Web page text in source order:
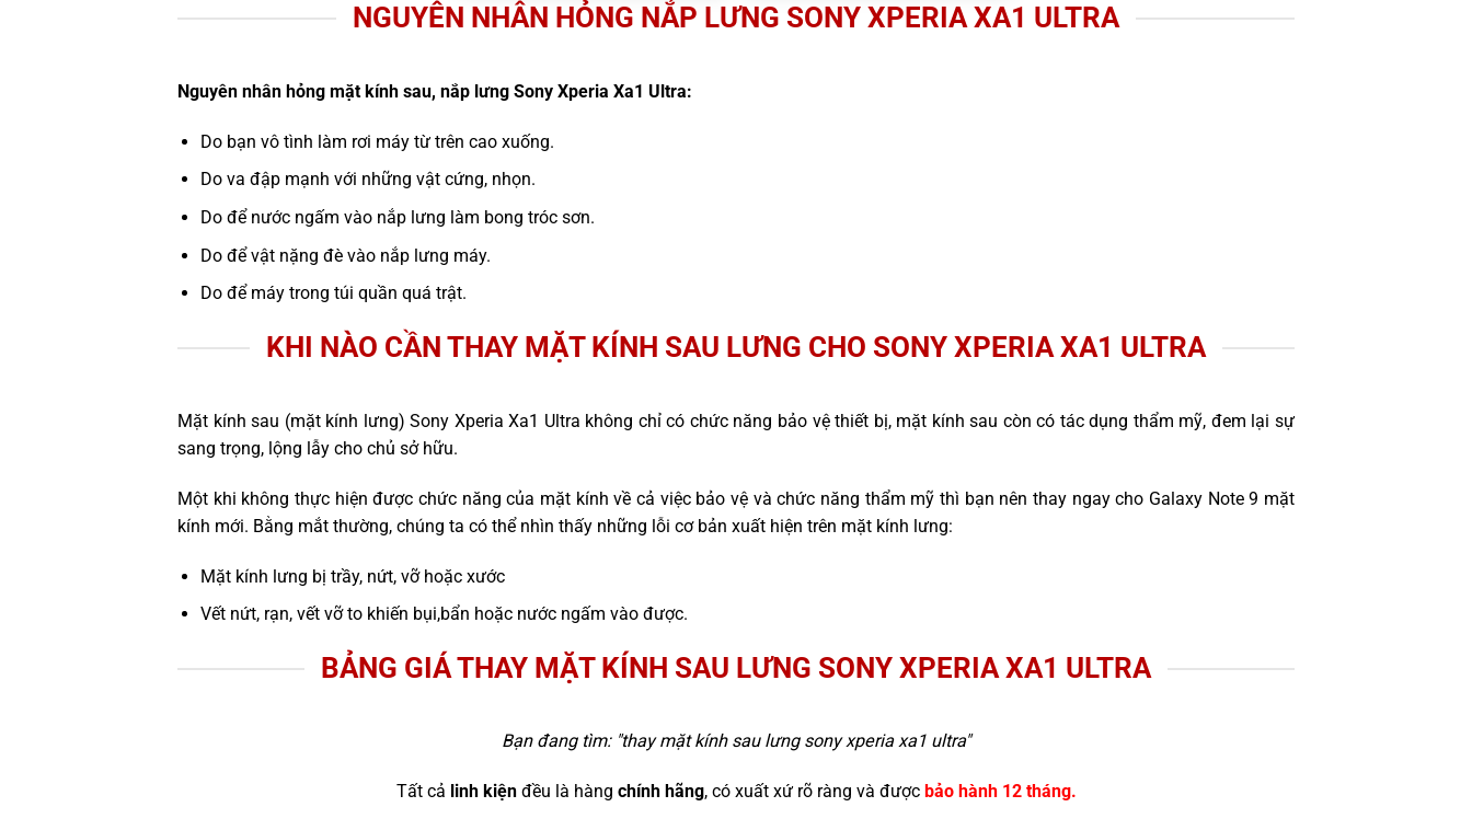
NGUYÊN NHÂN HỎNG NẮP LƯNG SONY XPERIA XA1 ULTRA
Nguyên nhân hỏng mặt kính sau, nắp lưng Sony Xperia Xa1 Ultra:
Do bạn vô tình làm rơi máy từ trên cao xuống.
Do va đập mạnh với những vật cứng, nhọn.
Do để nước ngấm vào nắp lưng làm bong tróc sơn.
Do để vật nặng đè vào nắp lưng máy.
Do để máy trong túi quần quá trật.
KHI NÀO CẦN THAY MẶT KÍNH SAU LƯNG CHO SONY XPERIA XA1 ULTRA
Mặt kính sau (mặt kính lưng) Sony Xperia Xa1 Ultra không chỉ có chức năng bảo vệ thiết bị, mặt kính sau còn có tác dụng thẩm mỹ, đem lại sự
sang trọng, lộng lẫy cho chủ sở hữu.
Một khi không thực hiện được chức năng của mặt kính về cả việc bảo vệ và chức năng thẩm mỹ thì bạn nên thay ngay cho Galaxy Note 9 mặt
kính mới. Bằng mắt thường, chúng ta có thể nhìn thấy những lỗi cơ bản xuất hiện trên mặt kính lưng:
Mặt kính lưng bị trầy, nứt, vỡ hoặc xước
Vết nứt, rạn, vết vỡ to khiến bụi,bẩn hoặc nước ngấm vào được.
BẢNG GIÁ THAY MẶT KÍNH SAU LƯNG SONY XPERIA XA1 ULTRA
Bạn đang tìm: "thay mặt kính sau lưng sony xperia xa1 ultra"
Tất cả linh kiệnđều là hàng chính hãng, có xuất xứ rõ ràng và được bảo hành 12 tháng.